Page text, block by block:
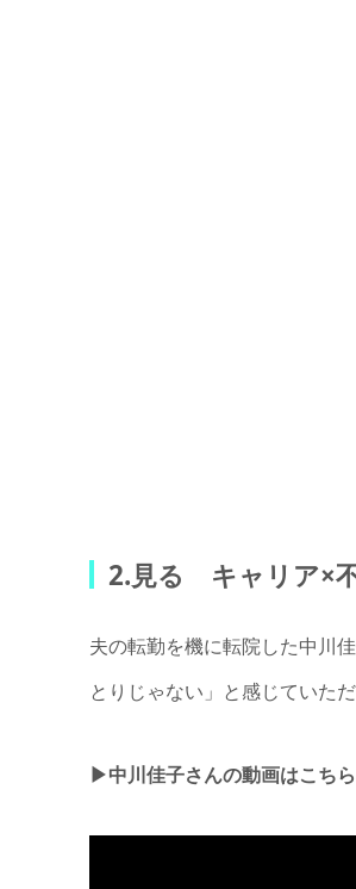
2.見る キャリア×
夫の転勤を機に転院した中川
とりじゃない」と感じていた
▶中川佳子さんの動画はこちら